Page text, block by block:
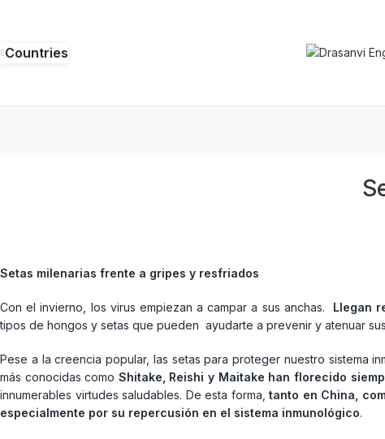
Countries
Setas milenarias frente a gripes y resfriados
Con el invierno, los virus empiezan a campar a sus anchas. Llegan
tipos de hongos y setas que pueden ayudarte a prevenir y atenuar
Pese a la creencia popular, las setas para proteger nuestro sistema
más conocidas como Shitake, Reishi y Maitake han florecido
innumerables virtudes saludables. De esta forma,tanto en China,
especialmente por su repercusión en el sistema inmunológico.